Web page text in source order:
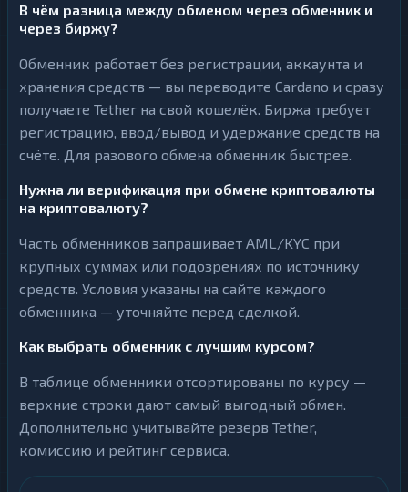
В чём разница между обменом через обменник и
через биржу?
Обменник работает без регистрации, аккаунта и
хранения средств — вы переводите Cardano и сразу
получаете Tether на свой кошелёк. Биржа требует
регистрацию, ввод/вывод и удержание средств на
счёте. Для разового обмена обменник быстрее.
Нужна ли верификация при обмене криптовалюты
на криптовалюту?
Часть обменников запрашивает AML/KYC при
крупных суммах или подозрениях по источнику
средств. Условия указаны на сайте каждого
обменника — уточняйте перед сделкой.
Как выбрать обменник с лучшим курсом?
В таблице обменники отсортированы по курсу —
верхние строки дают самый выгодный обмен.
Дополнительно учитывайте резерв Tether,
комиссию и рейтинг сервиса.